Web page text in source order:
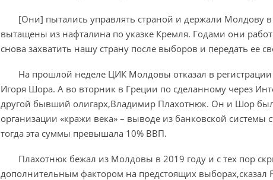
[Они] пытались управлять страной и держали Молдову
вытащены из нафталина по указке Кремля. Годами они
снова захватить нашу страну после выборов и передать ее
На прошлой неделе ЦИК Молдовы отказал в регистрации
Игоря Шора. А во вторник в Греции по сделанному через
другой бывший олигарх,Владимир Плахотнюк. Он и Шор
организации «кражи века» – выводе из банковской системы
тогда эта суммы превышала 10% ВВП.
Плахотнюк бежал из Молдовы в 2019 году и с тех пор
дополнительным фактором на предстоящих выборах,сказал